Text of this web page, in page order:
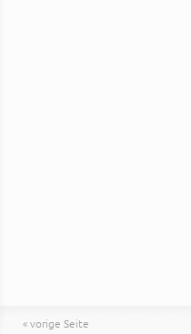
« vorige Seite